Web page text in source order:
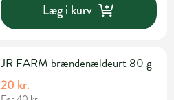
Læg i kurv
JR FARM brændenældeurt 80 g
20 kr.